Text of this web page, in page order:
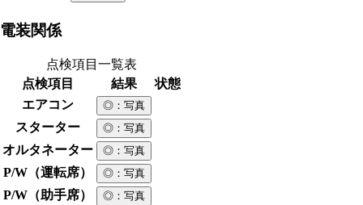
電装関係
点検項目一覧表
点検項目
結果
状態
エアコン
◎ ：写真
スターター ◎ ：写真
オルタネーター ◎ ：写真
P/W（運転席） ◎ ：写真
P/W（助手席） ◎ ：写真